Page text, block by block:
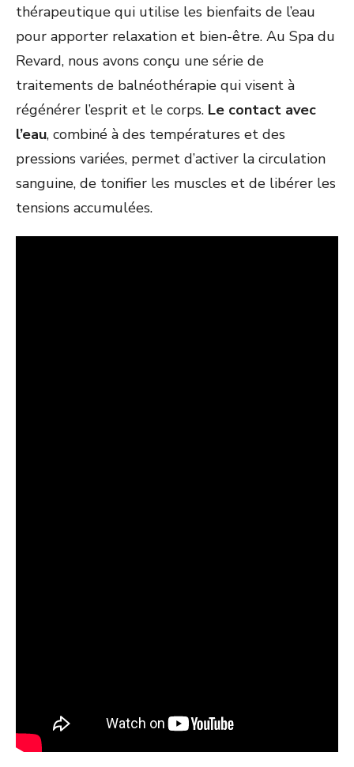
thérapeutique qui utilise les bienfaits de l’eau
pour apporter relaxation et bien-être. Au Spa du
Revard, nous avons conçu une série de
traitements de balnéothérapie qui visent à
régénérer l’esprit et le corps. Le contact avec
l’eau, combiné à des températures et des
pressions variées, permet d’activer la circulation
sanguine, de tonifier les muscles et de libérer les
tensions accumulées.